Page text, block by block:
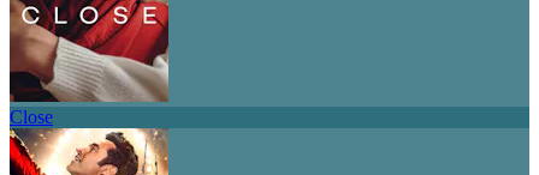
Close